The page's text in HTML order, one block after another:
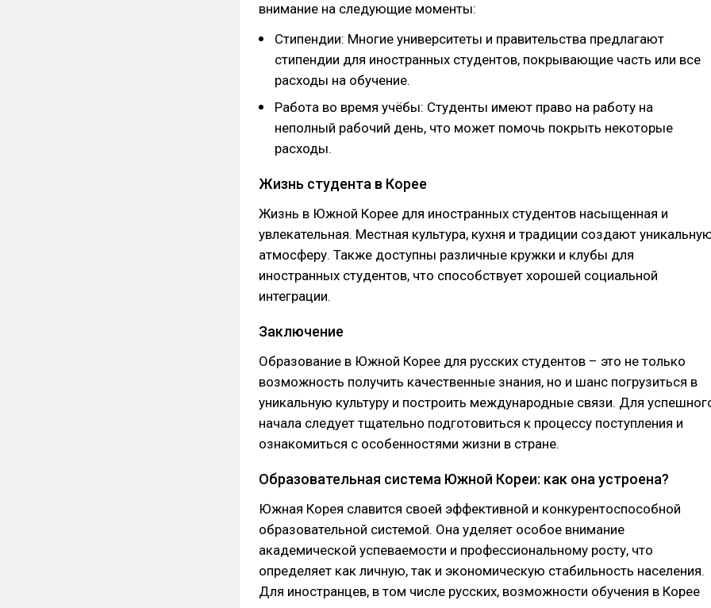
внимание на следующие моменты:
Стипендии: Многие университеты и правительства предлагают
стипендии для иностранных студентов, покрывающие часть или все
расходы на обучение.
Работа во время учёбы: Студенты имеют право на работу на
неполный рабочий день, что может помочь покрыть некоторые
расходы.
Жизнь студента в Корее
Жизнь в Южной Корее для иностранных студентов насыщенная и
увлекательная. Местная культура, кухня и традиции создают
атмосферу. Также доступны различные кружки и клубы для
иностранных студентов, что способствует хорошей социальной
интеграции.
Заключение
Образование в Южной Корее для русских студентов – это не только
возможность получить качественные знания, но и шанс погрузиться в
уникальную культуру и построить международные связи. Для
начала следует тщательно подготовиться к процессу поступления и
ознакомиться с особенностями жизни в стране.
Образовательная система Южной Кореи: как она устроена?
Южная Корея славится своей эффективной и конкурентоспособной
образовательной системой. Она уделяет особое внимание
академической успеваемости и профессиональному росту, что
определяет как личную, так и экономическую стабильность населения.
Для иностранцев, в том числе русских, возможности обучения в Корее